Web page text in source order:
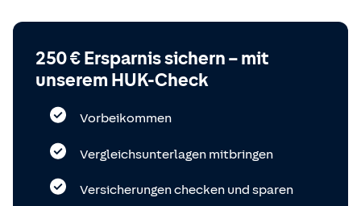
250 € Ersparnis sichern – mit
unserem HUK-Check
Vorbeikommen
Vergleichsunterlagen mitbringen
Versicherungen checken und sparen